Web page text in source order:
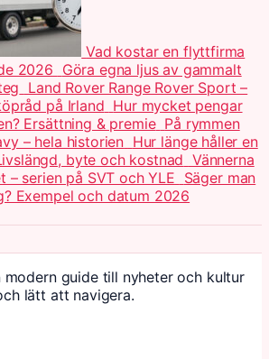
Vad kostar en flyttfirma
2026 Göra egna ljus av gammalt
Land Rover Range Rover Sport –
på Irland Hur mycket pengar
Ersättning & premie På rymmen
– hela historien Hur länge håller en
byte och kostnad Vännerna
– serien på SVT och YLE Säger man
Exempel och datum 2026
modern guide till nyheter och kultur
lätt att navigera.